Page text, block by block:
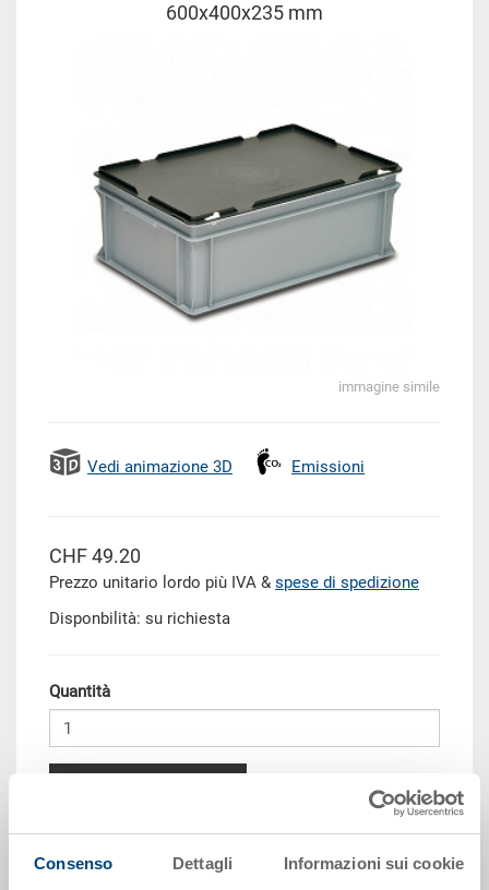
Consenso Dettagli Informazioni sui cookie
600x400x235 mm
immagine simile
Vedi animazione 3D Emissioni
CHF 49.20
Prezzo unitario lordo più IVA & spese di spedizione
Disponbilità: su richiesta
Quantità